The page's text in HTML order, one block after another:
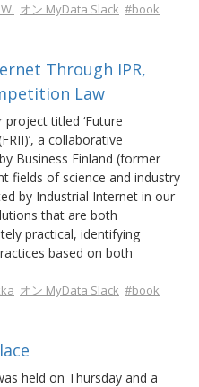
オン MyData Slack #book
Through IPR,
Law
titled ‘Future
a collaborative
Business Finland (former
fields of science and industry
by Industrial Internet in our
that are both
practical, identifying
based on both
オン MyData Slack #book
held on Thursday and a